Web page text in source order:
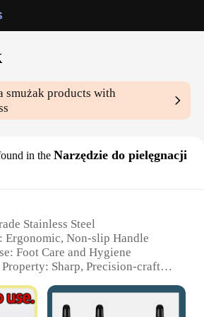
smużak products with
in the Narzędzie do pielęgnacji
Stainless Steel
Ergonomic, Non-slip Handle
Foot Care and Hygiene
Sharp, Precision-crafted
Comes with a Foot File and